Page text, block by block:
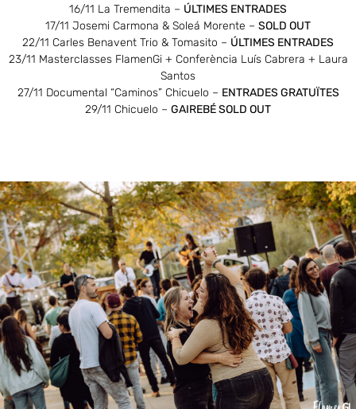
16/11 La Tremendita – ÚLTIMES ENTRADES
17/11 Josemi Carmona & Soleá Morente – SOLD OUT
22/11 Carles Benavent Trio & Tomasito – ÚLTIMES ENTRADES
23/11 Masterclasses FlamenGi + Conferència Luís Cabrera + Laura
Santos
27/11 Documental “Caminos” Chicuelo – ENTRADES GRATUÏTES
29/11 Chicuelo – GAIREBÉ SOLD OUT